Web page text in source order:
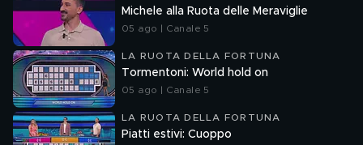
Michele alla Ruota delle Meraviglie
05 ago | Canale 5
LA RUOTA DELLA FORTUNA
Tormentoni: World hold on
05 ago | Canale 5
LA RUOTA DELLA FORTUNA
Piatti estivi: Cuoppo